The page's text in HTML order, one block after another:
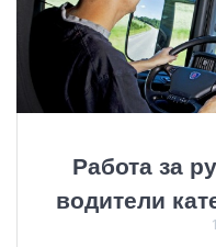
Работа за
водители